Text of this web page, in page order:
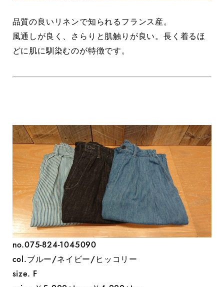
品質の良いリネンで知られるフランス産。
風通しが良く、さらりと肌触りが良い。長く着るほ
どに肌に馴染むのが特徴です。
no.075-824-1045090
col.ブルー/ネイビー/ヒッコリー
size. F